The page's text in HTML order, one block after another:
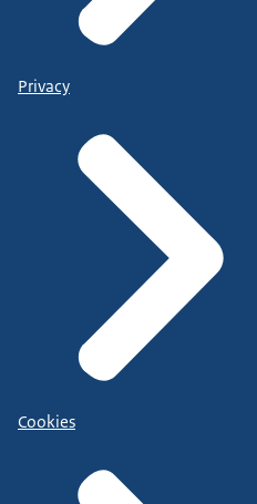
Privacy
Cookies